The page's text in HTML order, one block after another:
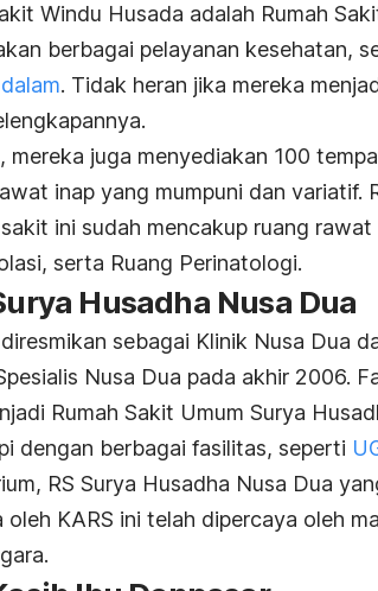
Windu Husada adalah Rumah
berbagai pelayanan kesehatan,
. Tidak heran jika mereka
mereka juga menyediakan 100
inap yang mumpuni dan variatif.
ini sudah mencakup ruang
serta Ruang Perinatologi.
Husadha Nusa Dua
sebagai Klinik Nusa Dua
Nusa Dua pada akhir 2006.
Rumah Sakit Umum Surya
dengan berbagai fasilitas, seperti
RS Surya Husadha Nusa Dua
oleh KARS ini telah dipercaya oleh